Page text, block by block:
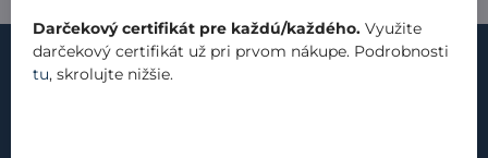
Darčekový certifikát pre každú/každého. Využite
darčekový certifikát už pri prvom nákupe. Podrobnosti
tu, skrolujte nižšie.